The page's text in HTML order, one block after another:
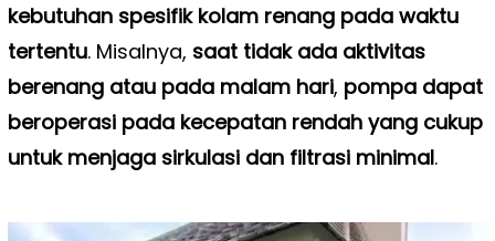
kebutuhan spesifik kolam renang pada waktu
tertentu. Misalnya, saat tidak ada aktivitas
berenang atau pada malam hari, pompa dapat
beroperasi pada kecepatan rendah yang cukup
untuk menjaga sirkulasi dan filtrasi minimal.